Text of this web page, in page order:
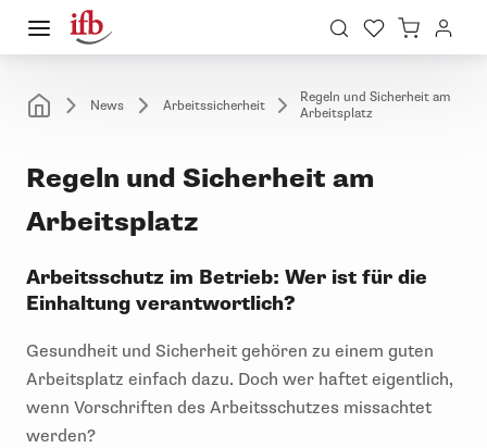
News Arbeitssicherheit
Regeln und Sicherheit am
Arbeitsplatz
Regeln und Sicherheit am
Arbeitsplatz
Arbeitsschutz im Betrieb: Wer ist für die
Einhaltung verantwortlich?
Gesundheit und Sicherheit gehören zu einem guten
Arbeitsplatz einfach dazu. Doch wer haftet eigentlich,
wenn Vorschriften des Arbeitsschutzes missachtet
werden?